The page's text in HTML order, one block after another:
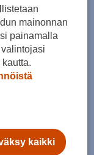
mainonnan
painamalla
valintojasi
kautta.
kaikki